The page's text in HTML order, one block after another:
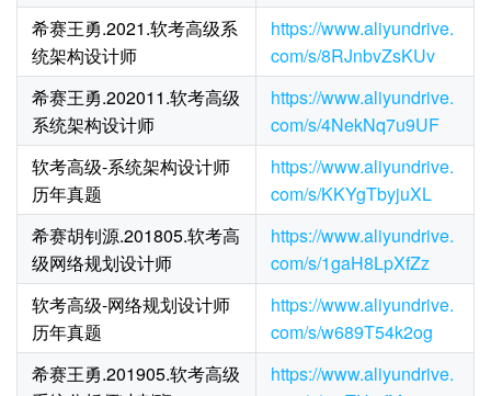
希赛王勇.2021.软考高级系
统架构设计师
https://www.aliyundrive.
com/s/8RJnbvZsKUv
希赛王勇.202011.软考高级
系统架构设计师
https://www.aliyundrive.
com/s/4NekNq7u9UF
软考高级-系统架构设计师
历年真题
https://www.aliyundrive.
com/s/KKYgTbyjuXL
希赛胡钊源.201805.软考高
级网络规划设计师
https://www.aliyundrive.
com/s/1gaH8LpXfZz
软考高级-网络规划设计师
历年真题
https://www.aliyundrive.
com/s/w689T54k2og
希赛王勇.201905.软考高级
https://www.aliyundrive.